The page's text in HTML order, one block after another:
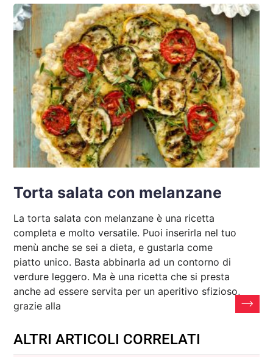
Torta salata con melanzane
La torta salata con melanzane è una ricetta
completa e molto versatile. Puoi inserirla nel tuo
menù anche se sei a dieta, e gustarla come
piatto unico. Basta abbinarla ad un contorno di
verdure leggero. Ma è una ricetta che si presta
anche ad essere servita per un aperitivo sfizioso,
grazie alla
ALTRI ARTICOLI CORRELATI